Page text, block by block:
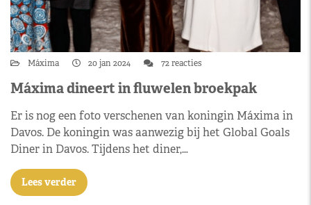
Máxima 20 jan 2024 72 reacties
Máxima dineert in fluwelen broekpak
Er is nog een foto verschenen van koningin Máxima in
Davos. De koningin was aanwezig bij het Global Goals
Diner in Davos. Tijdens het diner,…
Lees verder